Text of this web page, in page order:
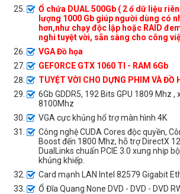
Ổ chứa DUAL 500Gb ( 2 ổ dữ liệu
lượng 1000 Gb giúp người dùng có
hơn,như chạy độc lập hoặc RAID
nghi tuyệt vời, sẵn sàng cho công
VGA Đồ họa
GEFORCE GTX 1060 TI - RAM 6Gb
TUYỆT VỜI CHO DỰNG PHIM VÀ ĐỒ
6Gb GDDR5, 192 Bits GPU 1809 Mhz ,
8100Mhz
VGA cực khủng hổ trợ màn hình 4K
Công nghệ CUDA Cores độc quyền,
Boost đến 1800 Mhz, hỗ trợ DirectX
DualLinks chuẩn PCIE 3.0 xung nhịp
khủng khiếp.
Card mạnh LAN Intel 82579 Gigabit
Ổ Đĩa Quang None DVD - DVD - DVD